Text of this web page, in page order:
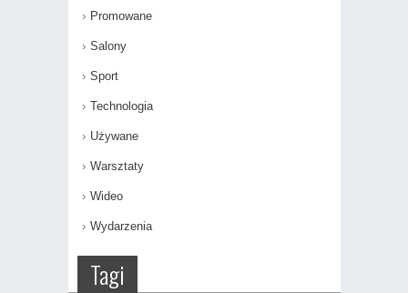
Promowane
Salony
Sport
Technologia
Używane
Warsztaty
Wideo
Wydarzenia
Tagi